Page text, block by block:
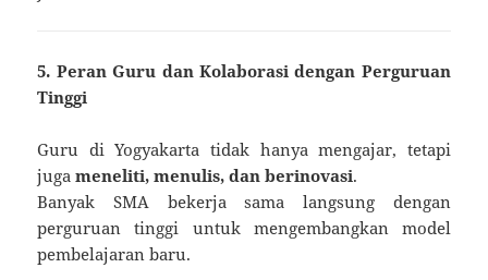
5. Peran Guru dan Kolaborasi dengan Perguruan
Tinggi
Guru di Yogyakarta tidak hanya mengajar, tetapi
jugameneliti, menulis, dan berinovasi.
Banyak SMA bekerja sama langsung dengan
perguruan tinggi untuk mengembangkan model
pembelajaran baru.